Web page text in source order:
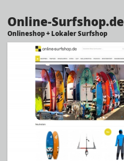
Online-Surfshop.de
Onlineshop + Lokaler Surfshop